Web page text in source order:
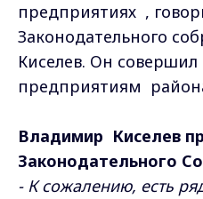
предприятиях ,
Законодательного
Киселев. Он
предприятиям
Владимир Киселев
Законодательного
- К сожалению, есть